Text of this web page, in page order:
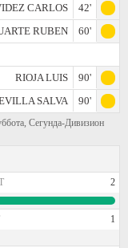
CARLOS
42'
RUBEN
60'
RIOJA LUIS
90'
SALVA
90'
Сегунда-Дивизион
2
1